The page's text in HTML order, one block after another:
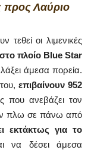
προς Λαύριο
οι λιμενικές
πλοίο Blue Star
άμεσα πορεία.
επιβαίνουν 952
που ανεβάζει τον
πλω σε πάνω από
εκτάκτως για το
να δέσει άμεσα